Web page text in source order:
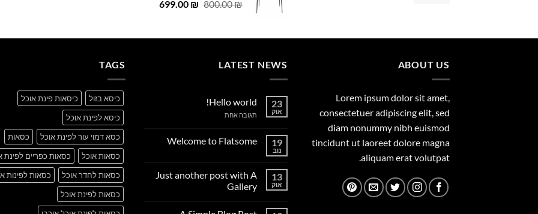
500.00 ₪.
455.00 ₪.
800.00₪
המחיר
800.00 ₪.
699.00 ₪
המחיר
699.00 ₪.
ABOUT US
Lorem ipsum dolor sit amet,
consectetuer adipiscing elit, sed
diam nonummy nibh euismod
tincidunt ut laoreet dolore magna
aliquam erat volutpat.
LATEST NEWS
23
אוק
Hello world!
תגובה אחתעל
19
נוב
Welcome to Flatsome
Welcome
to
Flatsome
13
אוק
Just another post with A
Gallery
TAGS
כיסא בזול
כיסאות פינת אוכל
כיסא לפינת אוכל
כסא דמוי עור לפינת אוכל
כסאות
כסאות אוכל
כסאות כפריים לפינת
כסאות לחדר אוכל
כסאות לפינות
כסאות לפינת אוכל